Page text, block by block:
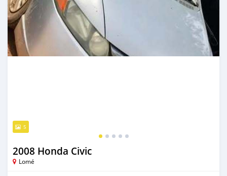
5
2008 Honda Civic
Lomé